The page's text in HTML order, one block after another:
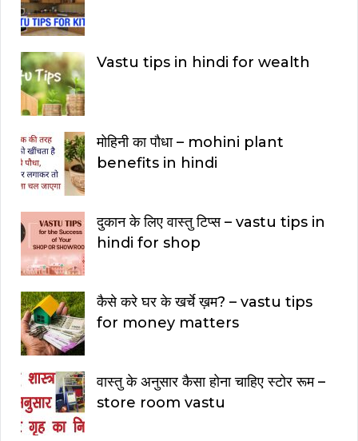
Vastu tips in hindi for wealth
मोहिनी का पौधा – mohini plant
benefits in hindi
दुकान के लिए वास्तु टिप्स – vastu tips in
hindi for shop
कैसे करे घर के खर्चे ख़म? – vastu tips
for money matters
वास्तु के अनुसार कैसा होना चाहिए स्टोर रूम –
store room vastu